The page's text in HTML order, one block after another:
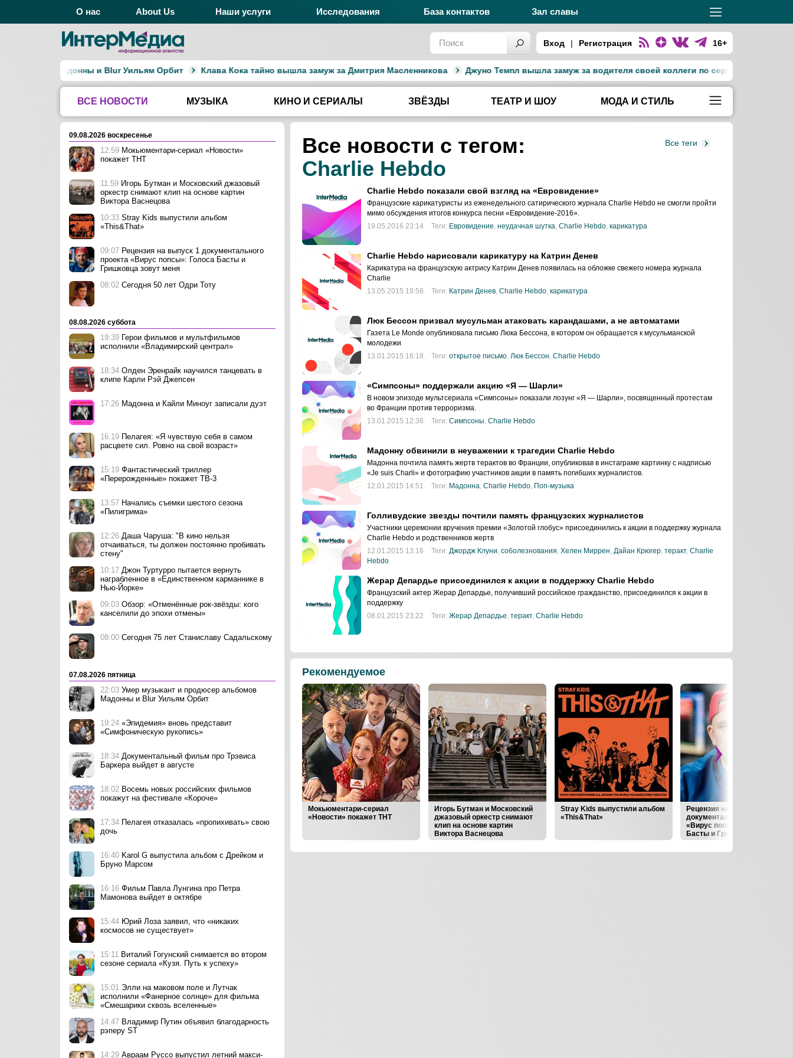
О нас About Us Наши услуги Исследования База контактов Зал славы
Вход | Регистрация 16+
Мадонны и Blur Уильям Орбит Клава Кока тайно вышла замуж за Дмитрия Масленникова Джуно Темпл вышла замуж за водителя своей коллеги по сериалу «Тед Лассо»
ВСЕ НОВОСТИ МУЗЫКА КИНО И СЕРИАЛЫ ЗВЁЗДЫ ТЕАТР И ШОУ МОДА И СТИЛЬ
Все теги
Все новости с тегом:
Charlie Hebdo
Charlie Hebdo показали свой взгляд на «Евровидение»
Французские карикатуристы из еженедельного сатирического журнала Charlie Hebdo не смогли пройти
мимо обсуждения итогов конкурса песни «Евровидение-2016».
19.05.2016 23:14
Теги: Евровидение неудачная шутка Charlie Hebdo карикатура
Charlie Hebdo нарисовали карикатуру на Катрин Денев
Карикатура на французскую актрису Катрин Денев появилась на обложке свежего номера журнала
Charlie
13.05.2015 19:58
Теги: Катрин Денев Charlie Hebdo карикатура
Люк Бессон призвал мусульман атаковать карандашами, а не автоматами
Газета Le Monde опубликовала письмо Люка Бессона, в котором он обращается к мусульманской
молодежи
13.01.2015 16:18
Теги: открытое письмо Люк Бессон Charlie Hebdo
«Симпсоны» поддержали акцию «Я — Шарли»
В новом эпизоде мультсериала «Симпсоны» показали лозунг «Я — Шарли», посвященный протестам
во Франции против терроризма.
13.01.2015 12:36
Теги: Симпсоны Charlie Hebdo
Мадонну обвинили в неуважении к трагедии Charlie Hebdo
Мадонна почтила память жертв терактов во Франции, опубликовав в инстаграме картинку с надписью
«Je suis Charli» и фотографию участников акции в память погибших журналистов.
12.01.2015 14:51
Теги: Мадонна Charlie Hebdo Поп-музыка
Голливудские звезды почтили память французских журналистов
Участники церемонии вручения премии «Золотой глобус» присоединились к акции в поддержку журнала
Charlie Hebdo и родственников жертв
12.01.2015 13:16
Теги: Джордж Клуни соболезнования Хелен Миррен Дайан Крюгер теракт, Charlie
Hebdo
Жерар Депардье присоединился к акции в поддержку Charlie Hebdo
Французский актер Жерар Депардье, получивший российское гражданство, присоединился к акции в
поддержку
08.01.2015 23:22
Теги: Жерар Депардье теракт, Charlie Hebdo
Рекомендуемое
Пелагея: «Я чувствую себя в
самом расцвете сил. Ровно
на свой возраст»
ТВ-3
Мокьюментари-сериал
«Новости» покажет ТНТ
Игорь Бутман и Московский
джазовый оркестр снимают
клип на основе картин
Виктора Васнецова
Stray Kids выпустили альбом
«This&That»
Рецензия на выпуск 1
документального проекта
«Вирус попсы»: Голоса
Басты и Гришковца зовут
меня
09.08.2026 воскресенье
12:59 Мокьюментари-сериал «Новости»
покажет ТНТ
11:59 Игорь Бутман и Московский джазовый
оркестр снимают клип на основе картин
Виктора Васнецова
10:33 Stray Kids выпустили альбом
«This&That»
09:07 Рецензия на выпуск 1 документального
проекта «Вирус попсы»: Голоса Басты и
Гришковца зовут меня
08:02 Сегодня 50 лет Одри Тоту
08.08.2026 суббота
19:39 Герои фильмов и мультфильмов
исполнили «Владимирский централ»
18:34 Олден Эренрайк научился танцевать в
клипе Карли Рэй Джепсен
17:26 Мадонна и Кайли Миноуг записали дуэт
16:19 Пелагея: «Я чувствую себя в самом
расцвете сил. Ровно на свой возраст»
15:19 Фантастический триллер
«Перерожденные» покажет ТВ-3
13:57 Начались съемки шестого сезона
«Пилигрима»
12:26 Даша Чаруша: "В кино нельзя
отчаиваться, ты должен постоянно пробивать
стену"
10:17 Джон Туртурро пытается вернуть
награбленное в «Единственном карманнике в
Нью-Йорке»
09:03 Обзор: «Отменённые рок-звёзды: кого
канселили до эпохи отмены»
08:00 Сегодня 75 лет Станиславу Садальскому
07.08.2026 пятница
22:03 Умер музыкант и продюсер альбомов
Мадонны и Blur Уильям Орбит
19:24 «Эпидемия» вновь представит
«Симфоническую рукопись»
18:34 Документальный фильм про Трэвиса
Баркера выйдет в августе
18:02 Восемь новых российских фильмов
покажут на фестивале «Короче»
17:34 Пелагея отказалась «пропихивать» свою
дочь
16:40 Karol G выпустила альбом с Дрейком и
Бруно Марсом
16:16 Фильм Павла Лунгина про Петра
Мамонова выйдет в октябре
15:44 Юрий Лоза заявил, что «никаких
космосов не существует»
15:11 Виталий Гогунский снимается во втором
сезоне сериала «Кузя. Путь к успеху»
15:01 Элли на маковом поле и Лутчак
исполнили «Фанерное солнце» для фильма
«Смешарики сквозь вселенные»
14:47 Владимир Путин объявил благодарность
рэперу ST
14:29 Авраам Руссо выпустил летний макси-